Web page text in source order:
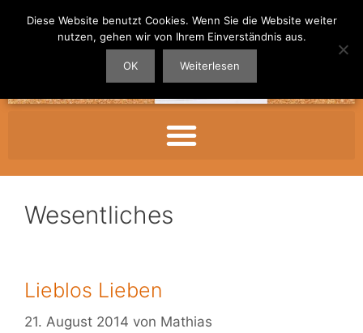
Wesentliches
Lieblos Lieben
21. August 2014 von Mathias
Diese Website benutzt Cookies. Wenn Sie die Website weiter
nutzen, gehen wir von Ihrem Einverständnis aus.
OK Weiterlesen